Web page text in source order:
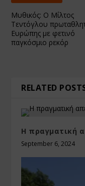
Μυθικός: Ο Μίλτος
Τεντόγλου
Ευρώπης με φετινό
παγκόσμιο ρεκόρ
RELATED
Η πραγματική
September 6, 2024